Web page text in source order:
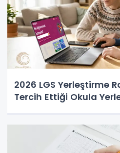
2026 LGS Yerleştirme
Tercih Ettiği Okula